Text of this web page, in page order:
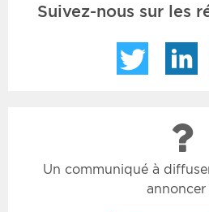
Suivez-nous sur les
Twitter
Un communiqué à
annoncer